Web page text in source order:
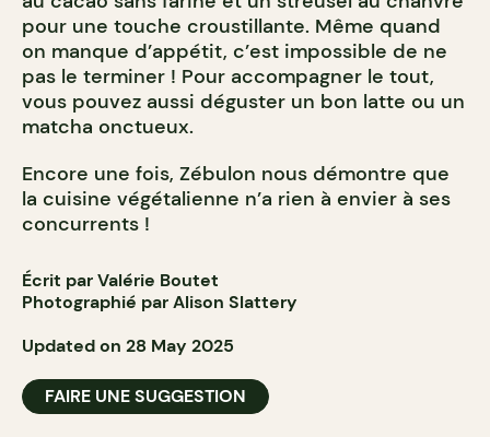
pour une touche croustillante. Même quand
on manque d’appétit, c’est impossible de ne
pas le terminer ! Pour accompagner le tout,
vous pouvez aussi déguster un bon latte ou un
matcha onctueux.
Encore une fois, Zébulon nous démontre que
la cuisine végétalienne n’a rien à envier à ses
concurrents !
Écrit par Valérie Boutet
Photographié par Alison Slattery
Updated on 28 May 2025
FAIRE UNE SUGGESTION